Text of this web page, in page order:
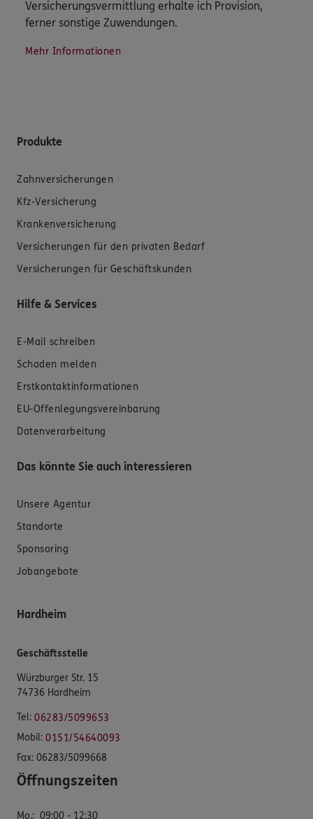
Versicherungsvermittlung erhalte ich Provision,
ferner sonstige Zuwendungen.
Mehr Informationen
Produkte
Zahnversicherungen
Kfz-Versicherung
Krankenversicherung
Versicherungen für den privaten Bedarf
Versicherungen für Geschäftskunden
Hilfe & Services
E-Mail schreiben
Schaden melden
Erstkontaktinformationen
EU-Offenlegungsvereinbarung
Datenverarbeitung
Das könnte Sie auch interessieren
Unsere Agentur
Standorte
Sponsoring
Jobangebote
Hardheim
Geschäftsstelle
Würzburger Str. 15
74736 Hardheim
Tel: 06283/5099653
Mobil: 0151/54640093
Fax: 06283/5099668
Öffnungszeiten
Mo.: 09:00 - 12:30